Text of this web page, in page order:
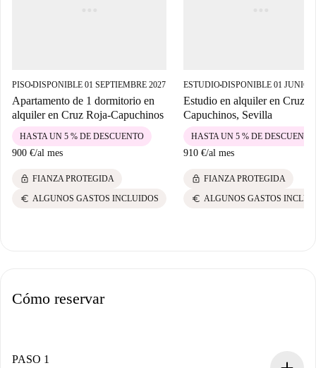
PISO■DISPONIBLE 01 SEPTIEMBRE 2027
Apartamento de 1 dormitorio en
alquiler en Cruz Roja-Capuchinos
900 €/al mes
HASTA UN 5 % DE DESCUENTO
lock FIANZA PROTEGIDA
euro ALGUNOS GASTOS INCLUIDOS
ESTUDIO■DISPONIBLE 01 JUNIO
Estudio en alquiler en Cruz
Capuchinos, Sevilla
910 €/al mes
HASTA UN 5 % DE DESCUENTO
lock FIANZA PROTEGIDA
euro ALGUNOS GASTOS
Cómo reservar
PASO 1